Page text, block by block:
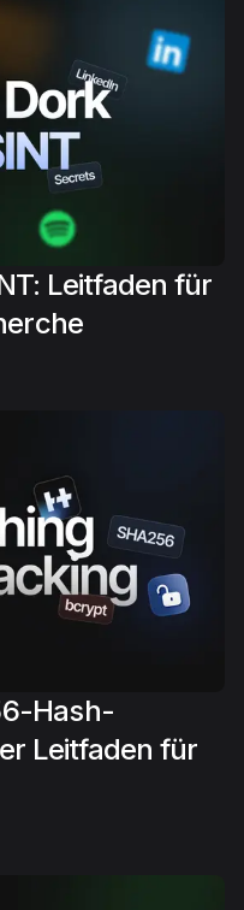
Leitfaden für
Hash-
Leitfaden für